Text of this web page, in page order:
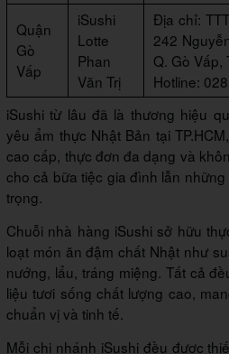
Quận
Gò
Vấp
iSushi
Lotte
Phan
Văn Trị
Địa chỉ:
242
Q. Gò Vấp,
Hotline:
iSushi từ lâu đã là thương hiệu
yêu ẩm thực Nhật Bản tại
cao cấp, thực đơn đa dạng và
cho cả bữa tiệc gia đình lẫn
trọng.
Chuỗi nhà hàng iSushi sở hữu
loạt món ăn đậm chất Nhật như
nướng, lẩu, tráng miệng. Tất cả
liệu tươi sống chất lượng cao,
chuẩn vị và tinh tế.
Mỗi chi nhánh iSushi đều được